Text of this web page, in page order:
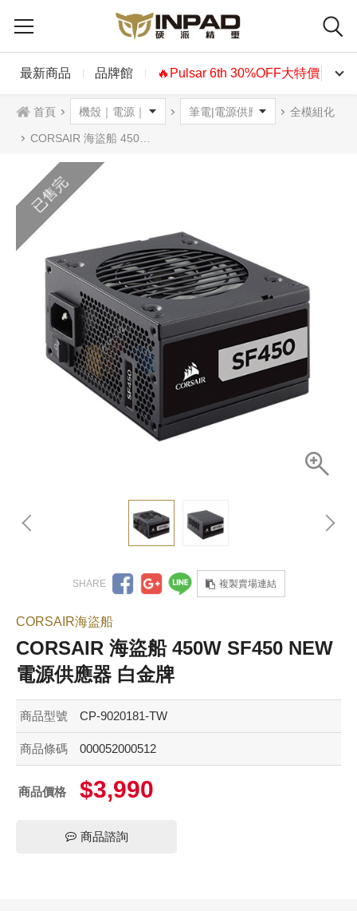
最新商品 品牌館 🔥Pulsar 6th 30%OFF大特價🔥
首頁 全模組化
CORSAIR 海盜船 450W SF450 NEW電源供應器 白金牌
已售完
複製賣場連結
CORSAIR海盜船
CORSAIR 海盜船 450W SF450 NEW
電源供應器 白金牌
商品型號 CP-9020181-TW
商品條碼 000052000512
商品價格 $3,990
商品諮詢